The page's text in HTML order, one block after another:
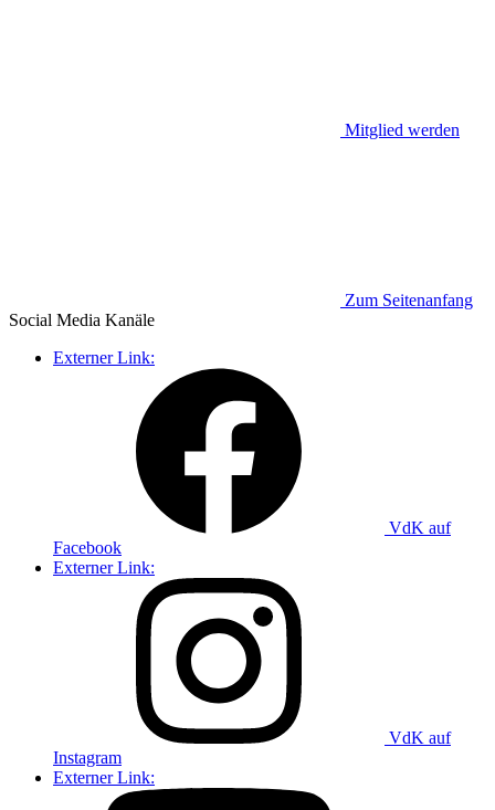
Mitglied werden
Zum Seitenanfang
Social Media Kanäle
Externer Link:
VdK auf
Facebook
Externer Link:
VdK auf
Instagram
Externer Link: